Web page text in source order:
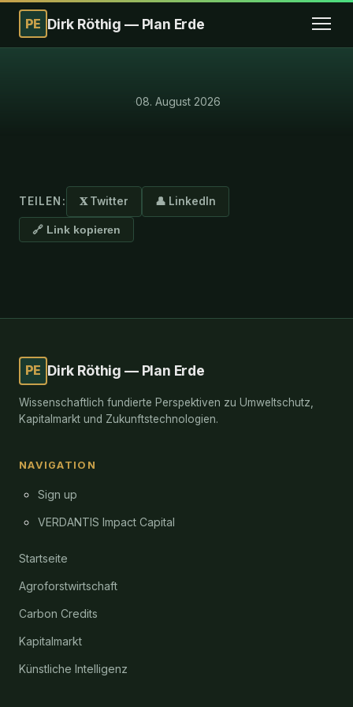
PE Dirk Röthig — Plan Erde
·08. August 2026
TEILEN: 𝐗 Twitter 👤 LinkedIn
🔗 Link kopieren
PE Dirk Röthig — Plan Erde
Wissenschaftlich fundierte Perspektiven zu Umweltschutz,
Kapitalmarkt und Zukunftstechnologien.
NAVIGATION
Sign up
VERDANTIS Impact Capital
Startseite
Agroforstwirtschaft
Carbon Credits
Kapitalmarkt
Künstliche Intelligenz